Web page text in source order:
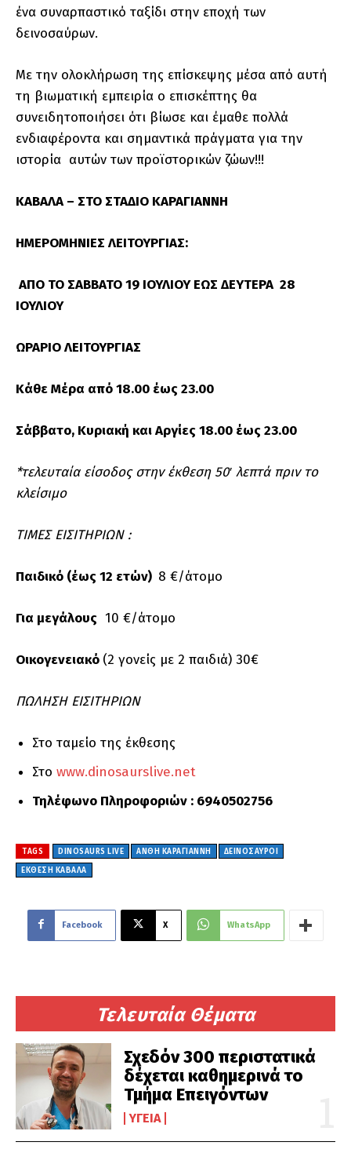
Τελευταία Θέματα
Σχεδόν 300 περιστατικά
δέχεται καθημερινά το
Τμήμα Επειγόντων
ΥΓΕΊΑ
ένα συναρπαστικό ταξίδι στην εποχή των
δεινοσαύρων.
Με την ολοκλήρωση της επίσκεψης μέσα από αυτή
τη βιωματική εμπειρία ο επισκέπτης θα
συνειδητοποιήσει ότι βίωσε και έμαθε πολλά
ενδιαφέροντα και σημαντικά πράγματα για την
ιστορία αυτών των προϊστορικών ζώων!!!
ΚΑΒΑΛΑ – ΣΤΟ ΣΤΑΔΙΟ ΚΑΡΑΓΙΑΝΝΗ
ΗΜΕΡΟΜΗΝΙΕΣ ΛΕΙΤΟΥΡΓΙΑΣ:
ΑΠΟ ΤΟ ΣΑΒΒΑΤΟ 19 ΙΟΥΛΙΟΥ ΕΩΣ ΔΕΥΤΕΡΑ 28
ΙΟΥΛΙΟΥ
ΩΡΑΡΙΟ ΛΕΙΤΟΥΡΓΙΑΣ
Κάθε Μέρα από 18.00 έως 23.00
Σάββατο, Κυριακή και Αργίες 18.00 έως 23.00
*τελευταία είσοδος στην έκθεση 50′ λεπτά πριν το
κλείσιμο
ΤΙΜΕΣ ΕΙΣΙΤΗΡΙΩΝ :
Παιδικό (έως 12 ετών) 8 €/άτομο
Για μεγάλους 10 €/άτομο
Οικογενειακό (2 γονείς με 2 παιδιά) 30€
ΠΩΛΗΣΗ ΕΙΣΙΤΗΡΙΩΝ
Στο ταμείο της έκθεσης
Στο www.dinosaurslive.net
Τηλέφωνο Πληροφοριών : 6940502756
TAGS DINOSAURS LIVE ΑΝΘΗ ΚΑΡΑΓΙΑΝΝΗ
ΔΕΙΝΟΣΑΥΡΟΙ
ΕΚΘΕΣΗ ΚΑΒΑΛΑ
Facebook X WhatsApp